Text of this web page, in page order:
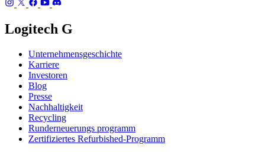
Logitech G
Unternehmensgeschichte
Karriere
Investoren
Blog
Presse
Nachhaltigkeit
Recycling
Runderneuerungs programm
Zertifiziertes Refurbished-Programm